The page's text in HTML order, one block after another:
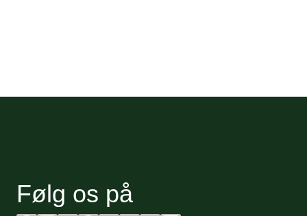
Følg os på